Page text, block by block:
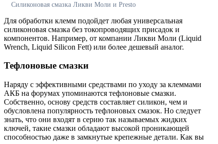
Силиконовая смазка Ликви Моли и Presto
Для обработки клемм подойдет любая универсальная
силиконовая смазка без токопроводящих присадок и
компонентов. Например, от компании Ликви Моли (Liquid
Wrench, Liquid Silicon Fett) или более дешевый аналог.
Тефлоновые смазки
Наряду с эффективными средствами по уходу за клеммами
АКБ на форумах упоминаются тефлоновые смазки.
Собственно, основу средств составляет силикон, чем и
обусловлена популярность тефлоновых смазок. Но следует
знать, что они входят в серию так называемых жидких
ключей, такие смазки обладают высокой проникающей
способностью даже в замкнутые крепежные детали. Как вы